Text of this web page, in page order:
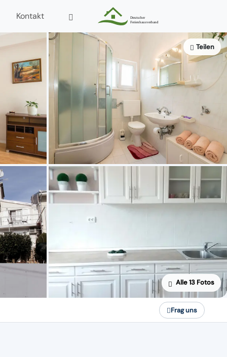
Kontakt
Teilen
Alle 13 Fotos
Frag uns